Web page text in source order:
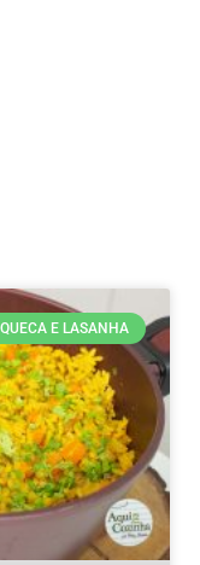
E LASANHA